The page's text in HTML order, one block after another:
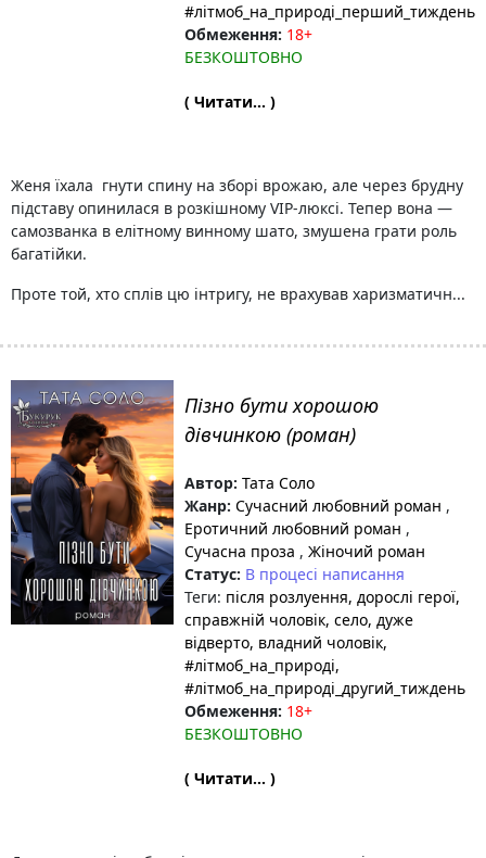
#літмоб_на_природі_перший_тиждень
Обмеження: 18+
БЕЗКОШТОВНО
( Читати... )
Женя їхала гнути спину на зборі врожаю, але через брудну
підставу опинилася в розкішному VIP-люксі. Тепер вона —
самозванка в елітному винному шато, змушена грати роль
багатійки.
Проте той, хто сплів цю інтригу, не врахував харизматичн...
Пізно бути хорошою
дівчинкою (роман)
Автор: Тата Соло
Жанр: Сучасний любовний роман ,
Еротичний любовний роман ,
Сучасна проза , Жіночий роман
Статус: В процесі написання
Теги: після розлуення, дорослі герої,
справжній чоловік, село, дуже
відверто, владний чоловік,
#літмоб_на_природі,
#літмоб_на_природі_другий_тиждень
Обмеження: 18+
БЕЗКОШТОВНО
( Читати... )